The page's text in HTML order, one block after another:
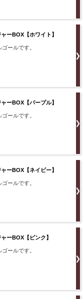
ーBOX【ホワイト】
ールです。
ーBOX【パープル】
ールです。
ーBOX【ネイビー】
ールです。
ーBOX【ピンク】
ールです。